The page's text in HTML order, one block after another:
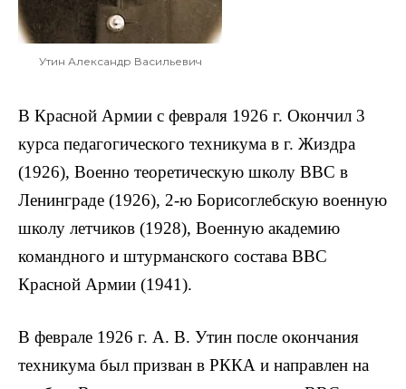
Утин Александр Васильевич
В Красной Армии с февраля 1926 г. Окончил 3
курса педагогического техникума в г. Жиздра
(1926), Военно теоретическую школу ВВС в
Ленинграде (1926), 2-ю Борисоглебскую военную
школу летчиков (1928), Военную академию
командного и штурманского состава ВВС
Красной Армии (1941).
В феврале 1926 г. А. В. Утин после окончания
техникума был призван в РККА и направлен на